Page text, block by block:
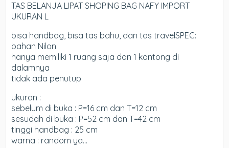
TAS BELANJA LIPAT SHOPING BAG NAFY IMPORT
UKURAN L
bisa handbag, bisa tas bahu, dan tas travelSPEC:
bahan Nilon
hanya memiliki 1 ruang saja dan 1 kantong di
dalamnya
tidak ada penutup
ukuran :
sebelum di buka : P=16 cm dan T=12 cm
sesudah di buka : P=52 cm dan T=42 cm
tinggi handbag : 25 cm
warna : random ya…